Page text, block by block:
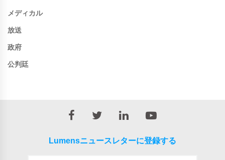
メディカル
放送
政府
公判廷
Lumensニュースレターに登録する